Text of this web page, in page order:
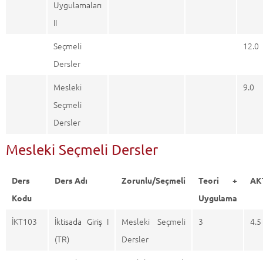
Uygulamaları
II
Seçmeli
Dersler
12.0
Mesleki
Seçmeli
Dersler
9.0
Mesleki Seçmeli Dersler
Ders
Kodu
Ders Adı Zorunlu/Seçmeli
Teori +
Uygulama
İKT103
İktisada Giriş I
(TR)
Mesleki Seçmeli
Dersler
3 4.5